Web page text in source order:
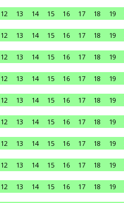
12 13 14 15 16 17 18 19
12 13 14 15 16 17 18 19
12 13 14 15 16 17 18 19
12 13 14 15 16 17 18 19
12 13 14 15 16 17 18 19
12 13 14 15 16 17 18 19
12 13 14 15 16 17 18 19
12 13 14 15 16 17 18 19
12 13 14 15 16 17 18 19